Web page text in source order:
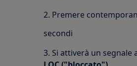
2. Premere
secondi
3. Si attiverà un segnale